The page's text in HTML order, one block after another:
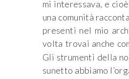
mi interessava, e
una comunità
presenti nel mio
volta trovai anche
Gli strumenti della
sunetto abbiamo